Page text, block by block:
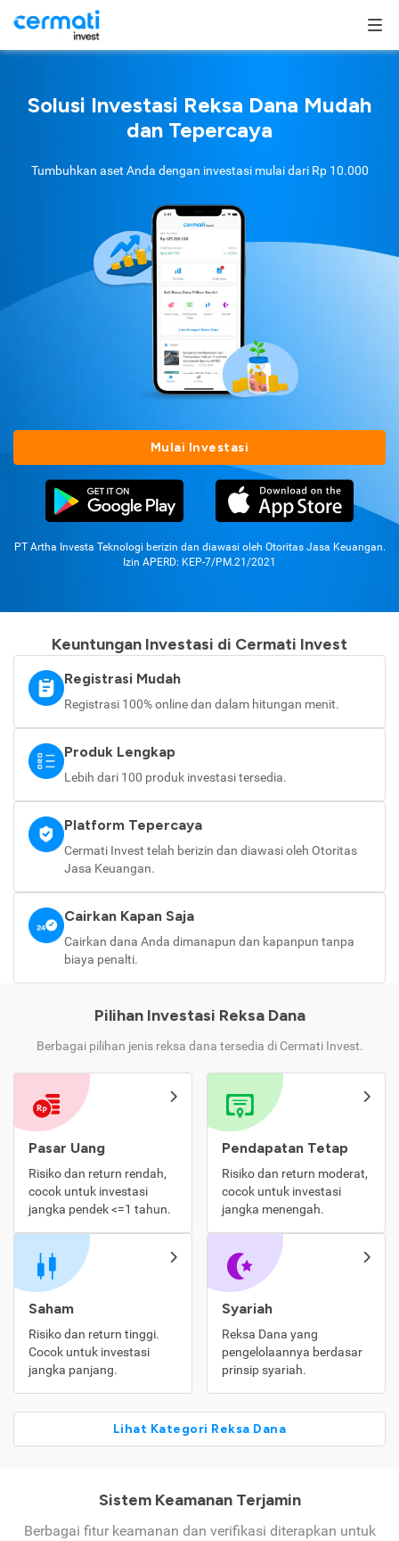
Solusi Investasi Reksa Dana Mudah
dan Tepercaya
Tumbuhkan aset Anda dengan investasi mulai dari Rp 10.000
Mulai Investasi
PT Artha Investa Teknologi berizin dan diawasi oleh Otoritas Jasa Keuangan.
Izin APERD: KEP-7/PM.21/2021
Keuntungan Investasi di Cermati Invest
Registrasi Mudah
Registrasi 100% online dan dalam hitungan menit.
Produk Lengkap
Lebih dari 100 produk investasi tersedia.
Platform Tepercaya
Cermati Invest telah berizin dan diawasi oleh Otoritas
Jasa Keuangan.
Cairkan Kapan Saja
Cairkan dana Anda dimanapun dan kapanpun tanpa
biaya penalti.
Pilihan Investasi Reksa Dana
Berbagai pilihan jenis reksa dana tersedia di Cermati Invest.
Pasar Uang
Risiko dan return rendah,
cocok untuk investasi
jangka pendek <=1 tahun.
Pendapatan Tetap
Risiko dan return moderat,
cocok untuk investasi
jangka menengah.
Saham
Risiko dan return tinggi.
Cocok untuk investasi
jangka panjang.
Syariah
Reksa Dana yang
pengelolaannya berdasar
prinsip syariah.
Lihat Kategori Reksa Dana
Sistem Keamanan Terjamin
Berbagai fitur keamanan dan verifikasi diterapkan untuk